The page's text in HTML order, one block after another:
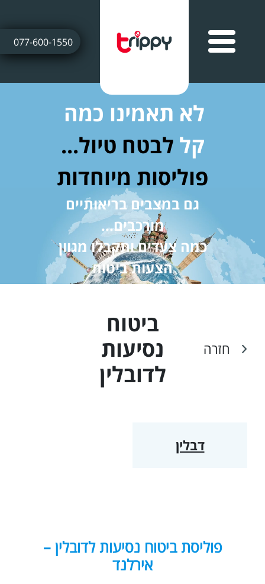
077-600-1550
לא תאמינו כמה
קל לבטח טיול...
פוליסות מיוחדות
גם במצבים בריאותיים
מורכבים...
כמה צעדים ותקבלו מגוון
הצעות ביטוח
חזרה
ביטוח
נסיעות
לדובלין
דבלין
פוליסת ביטוח נסיעות לדובלין –
אירלנד